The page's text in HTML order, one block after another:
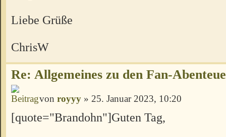
Liebe Grüße
ChrisW
Re: Allgemeines zu den Fan-
von royyy » 25. Januar 2023, 10:20
[quote="Brandohn"]Guten Tag,